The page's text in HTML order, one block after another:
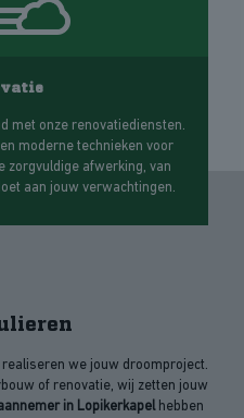
met onze renovatiediensten.
moderne technieken voor
zorgvuldige afwerking, van
aan jouw verwachtingen.
we jouw droomproject.
of renovatie, wij zetten jouw
in Lopikerkapelhebben